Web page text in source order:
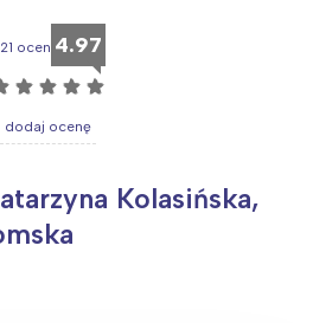
ocen 4.97
☆ ☆ ☆ ☆
dodaj ocenę
Kolasińska,
Południe
Północ
Wszystkie